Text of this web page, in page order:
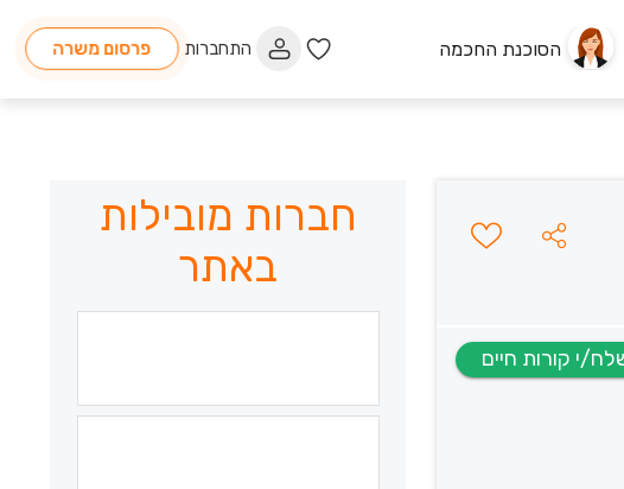
הסוכנת החכמה התחברות פרסום משרה
חברות מובילות
באתר